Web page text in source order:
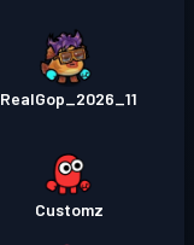
RealGop_2026_11
Customz